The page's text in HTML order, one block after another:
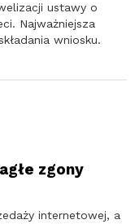
ustawy o
Najważniejsza
wniosku.
zgony
internetowej, a